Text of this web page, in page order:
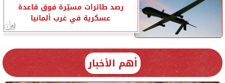
رصد طائرات مسيّرة فوق قاعدة
عسكرية في غرب ألمانيا
أهم الأخبار